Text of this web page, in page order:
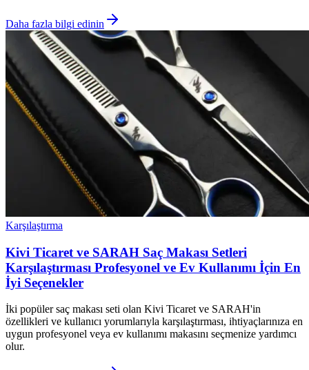
Daha fazla bilgi edinin
Karşılaştırma
Kivi Ticaret ve SARAH Saç Makası Setleri
Karşılaştırması Profesyonel ve Ev Kullanımı İçin En
İyi Seçenekler
İki popüler saç makası seti olan Kivi Ticaret ve SARAH'in
özellikleri ve kullanıcı yorumlarıyla karşılaştırması, ihtiyaçlarınıza en
uygun profesyonel veya ev kullanımı makasını seçmenize yardımcı
olur.